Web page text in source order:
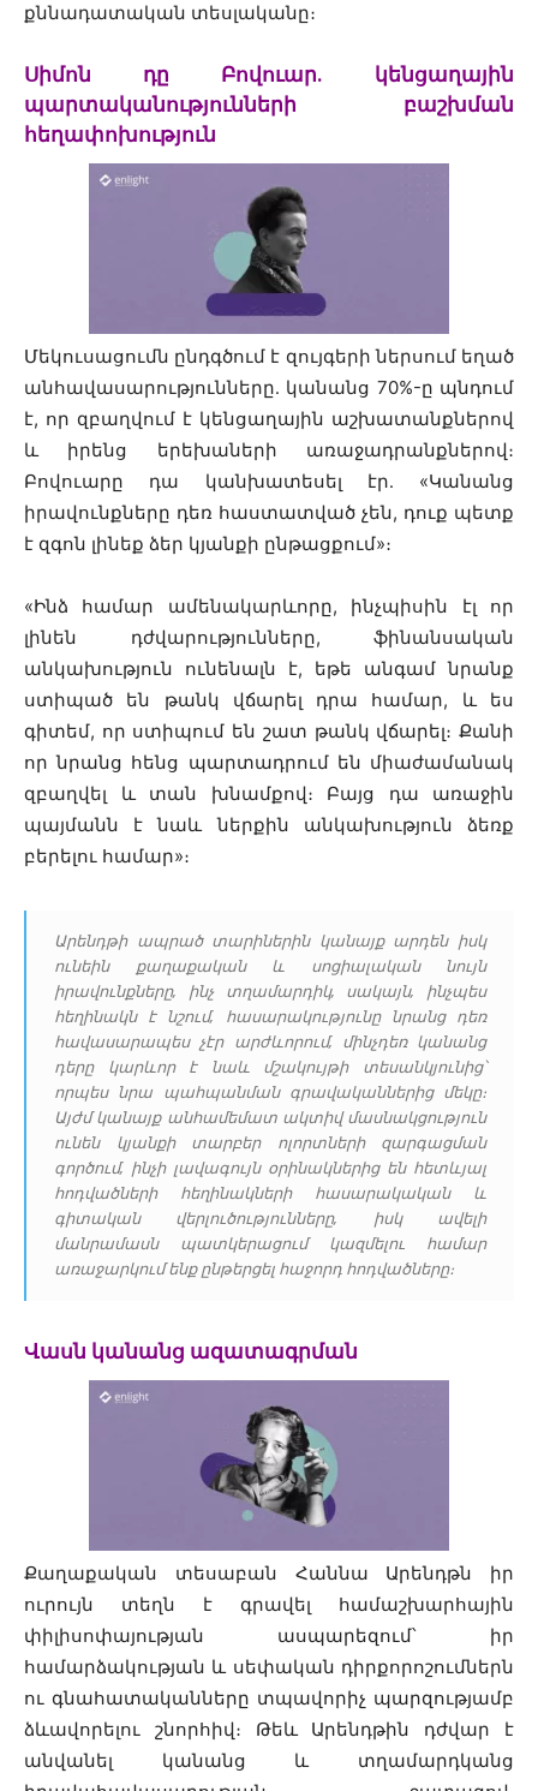
քննադատական տեսլականը։
Սիմոն դը Բովուար․ կենցաղային
պարտականությունների բաշխման
հեղափոխություն
Մեկուսացումն ընդգծում է զույգերի ներսում եղած
անհավասարությունները․ կանանց 70%-ը պնդում
է, որ զբաղվում է կենցաղային աշխատանքներով
և իրենց երեխաների առաջադրանքներով։
Բովուարը դա կանխատեսել էր․ «Կանանց
իրավունքները դեռ հաստատված չեն, դուք պետք
է զգոն լինեք ձեր կյանքի ընթացքում»։
«Ինձ համար ամենակարևորը, ինչպիսին էլ որ
լինեն դժվարությունները, ֆինանսական
անկախություն ունենալն է, եթե անգամ նրանք
ստիպած են թանկ վճարել դրա համար, և ես
գիտեմ, որ ստիպում են շատ թանկ վճարել։ Քանի
որ նրանց հենց պարտադրում են միաժամանակ
զբաղվել և տան խնամքով։ Բայց դա առաջին
պայմանն է նաև ներքին անկախություն ձեռք
բերելու համար»։
Արենդթի ապրած տարիներին կանայք արդեն իսկ
ունեին քաղաքական և սոցիալական նույն
իրավունքները, ինչ տղամարդիկ, սակայն, ինչպես
հեղինակն է նշում, հասարակությունը նրանց դեռ
հավասարապես չէր արժևորում, մինչդեռ կանանց
դերը կարևոր է նաև մշակույթի տեսանկյունից՝
որպես նրա պահպանման գրավականներից մեկը։
Այժմ կանայք անհամեմատ ակտիվ մասնակցություն
ունեն կյանքի տարբեր ոլորտների զարգացման
գործում, ինչի լավագույն օրինակներից են հետևյալ
հոդվածների հեղինակների հասարակական և
գիտական վերլուծությունները, իսկ ավելի
մանրամասն պատկերացում կազմելու համար
առաջարկում ենք ընթերցել հաջորդ հոդվածները։
Վասն կանանց ազատագրման
Քաղաքական տեսաբան Հաննա Արենդթն իր
ուրույն տեղն է գրավել համաշխարհային
փիլիսոփայության ասպարեզում՝ իր
համարձակության և սեփական դիրքորոշումներն
ու գնահատականները տպավորիչ պարզությամբ
ձևավորելու շնորհիվ։ Թեև Արենդթին դժվար է
անվանել կանանց և տղամարդկանց